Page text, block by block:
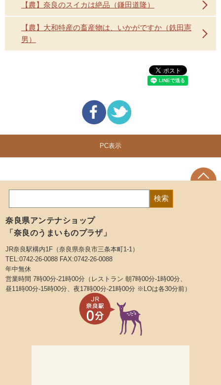
【農】奈良のスイカは絶品（鎌田道隆）
【農】大和特産の畜産物は、いかがですか（鉄田憲
男）
PC表示
奈良県アンテナショップ
「奈良のうまいものプラザ」
JR奈良駅構内1F（奈良県奈良市三条本町1-1）
TEL:0742-26-0088 FAX:0742-26-0088
年中無休
営業時間 7時00分-21時00分（レストラン 朝7時00分-1時00分、
昼11時00分-15時00分、夜17時00分-21時00分 ※LOは各30分前）